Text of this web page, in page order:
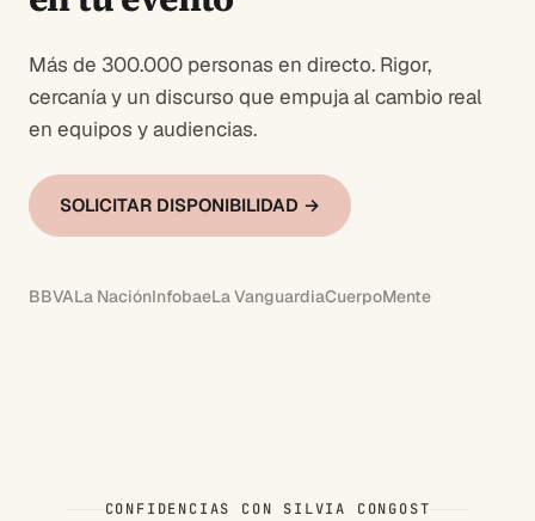
Más de 300.000 personas en directo. Rigor,
cercanía y un discurso que empuja al cambio real
en equipos y audiencias.
SOLICITAR DISPONIBILIDAD →
BBVALa NaciónInfobaeLa VanguardiaCuerpoMente
CONFIDENCIAS CON SILVIA CONGOST